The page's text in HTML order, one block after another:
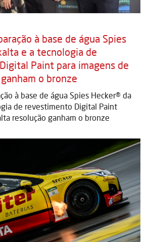
à base de água Spies
e a tecnologia de
Paint para imagens de
o bronze
à base de água Spies Hecker® da
de revestimento Digital Paint
resolução ganham o bronze